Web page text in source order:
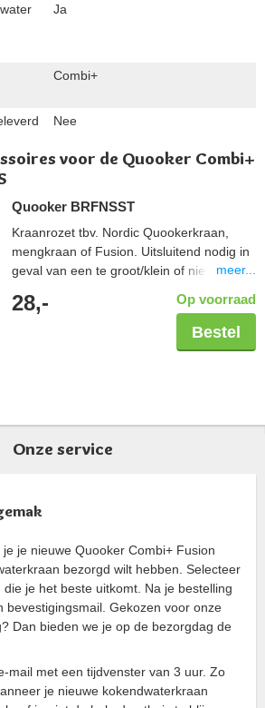
Ja
Combi+
Nee
voor de Quooker Combi+
Quooker BRFNSST
Kraanrozet tbv. Nordic Quookerkraan,
mengkraan of Fusion. Uitsluitend nodig in
geval van een te groot/klein of niet rond
meer...
28,- Op voorraad
Bestel
Onze service
je nieuwe Quooker Combi+ Fusion
bezorgd wilt hebben. Selecteer
je het beste uitkomt. Na je bestelling
bevestigingsmail. Gekozen voor onze
Dan bieden we je op de bezorgdag de
mail met een tijdvenster van 3 uur. Zo
je nieuwe kokendwaterkraan